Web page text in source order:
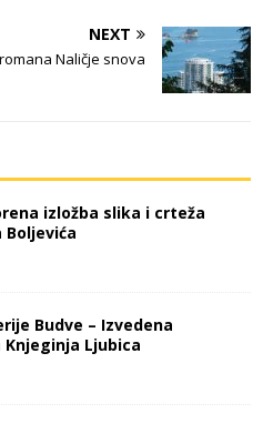
NEXT
Naličje snova
izložba slika i crteža
Budve – Izvedena
Ljubica